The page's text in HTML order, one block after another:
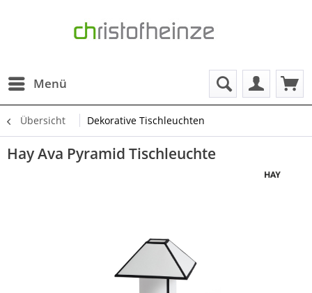
Menü
Übersicht Dekorative Tischleuchten
Hay Ava Pyramid Tischleuchte